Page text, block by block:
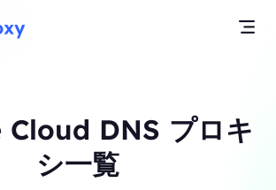
DNS プロキ
シ一覧